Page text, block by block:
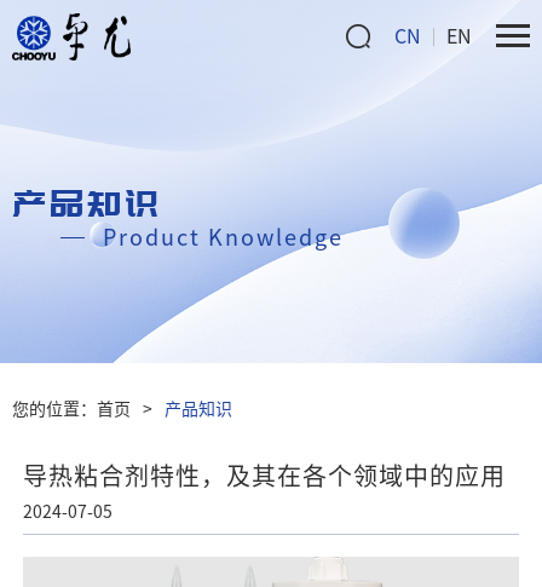
CN EN
产品知识
Product Knowledge
您的位置： 首页 > 产品知识
导热粘合剂特性，及其在各个领域中的应用
2024-07-05